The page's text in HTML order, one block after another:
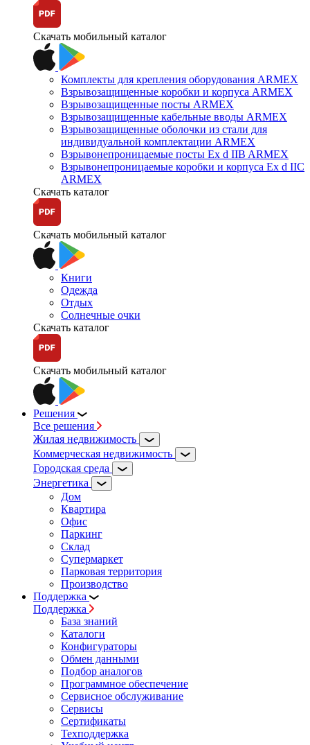
Скачать мобильный каталог
Комплекты для крепления оборудования ARMEX
Взрывозащищенные коробки и корпуса ARMEX
Взрывозащищенные посты ARMEX
Взрывозащищенные кабельные вводы ARMEX
Взрывозащищенные оболочки из стали для
индивидуальной комплектации ARMEX
Взрывонепроницаемые посты Ex d IIB ARMEX
Взрывонепроницаемые коробки и корпуса Ex d IIС
ARMEX
Скачать каталог
Скачать мобильный каталог
Книги
Одежда
Отдых
Солнечные очки
Скачать каталог
Скачать мобильный каталог
Решения
Все решения
Жилая недвижимость
Коммерческая недвижимость
Городская среда
Энергетика
Дом
Квартира
Офис
Паркинг
Склад
Супермаркет
Парковая территория
Производство
Поддержка
Поддержка
База знаний
Каталоги
Конфигураторы
Обмен данными
Подбор аналогов
Программное обеспечение
Сервисное обслуживание
Сервисы
Сертификаты
Техподдержка